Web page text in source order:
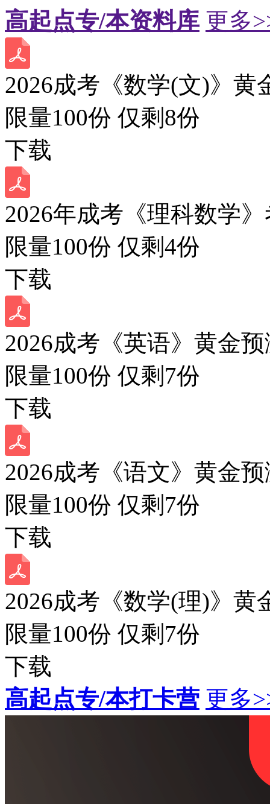
高起点专/本资料库 更多
2026成考《数学(文)》黄
限量100份 仅剩 8份
下载
2026年成考《理科数学
限量100份 仅剩4份
下载
2026成考《英语》黄金
限量100份 仅剩 7份
下载
2026成考《语文》黄金
限量100份 仅剩 7份
下载
2026成考《数学(理)》黄
限量100份 仅剩 7份
下载
高起点专/本打卡营 更多